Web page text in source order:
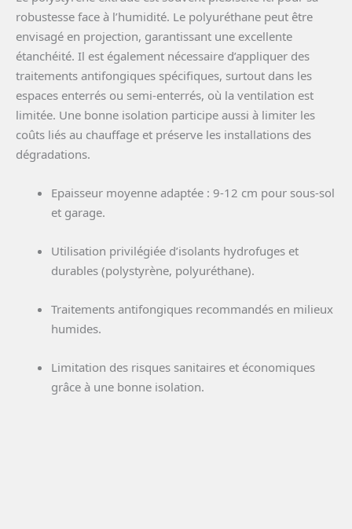
robustesse face à l’humidité. Le polyuréthane peut être
envisagé en projection, garantissant une excellente
étanchéité. Il est également nécessaire d’appliquer des
traitements antifongiques spécifiques, surtout dans les
espaces enterrés ou semi-enterrés, où la ventilation est
limitée. Une bonne isolation participe aussi à limiter les
coûts liés au chauffage et préserve les installations des
dégradations.
Epaisseur moyenne adaptée : 9-12 cm pour sous-sol
et garage.
Utilisation privilégiée d’isolants hydrofuges et
durables (polystyrène, polyuréthane).
Traitements antifongiques recommandés en milieux
humides.
Limitation des risques sanitaires et économiques
grâce à une bonne isolation.